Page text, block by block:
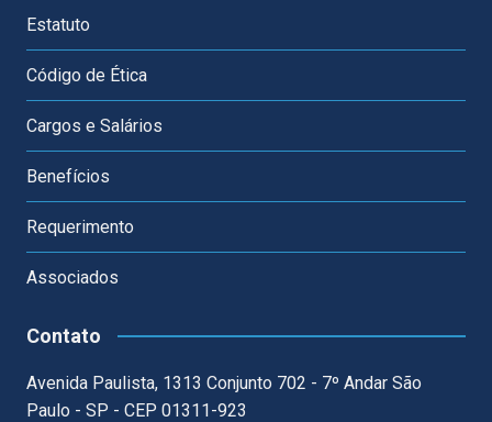
Estatuto
Código de Ética
Cargos e Salários
Benefícios
Requerimento
Associados
Contato
Avenida Paulista, 1313 Conjunto 702 - 7º Andar São
Paulo - SP - CEP 01311-923